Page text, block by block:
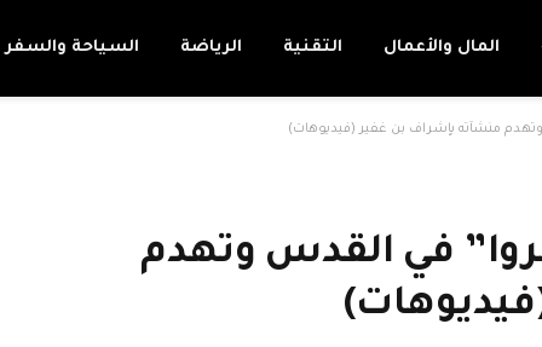
المال والأعمال التقنية الرياضة السياحة والسفر
منشآته بإشراف بن غفير (فيديوهات)
في القدس وتهدم